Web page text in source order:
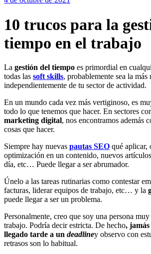
10 trucos para la
tiempo en el trabajo
La gestión del tiempo es primordial en
todas las soft skills, probablemente sea la más
independientemente de tu sector de actividad.
En un mundo cada vez más vertiginoso, es
todo lo que tenemos que hacer. En sectores
marketing digital, nos encontramos además
cosas que hacer.
Siempre hay nuevas pautas SEO qué aplicar,
optimización en un contenido, nuevos
día, etc… Puede llegar a ser abrumador.
Únelo a las tareas rutinarias como contestar
facturas, liderar equipos de trabajo, etc… y la
puede llegar a ser un problema.
Personalmente, creo que soy una persona
trabajo. Podría decir estricta. De hecho,
llegado tarde a un deadliney observo con
retrasos son lo habitual.